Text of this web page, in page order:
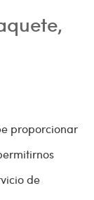
proporcionar
de